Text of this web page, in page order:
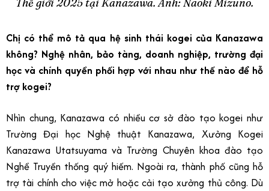
Thế giới 2025 tại Kanazawa. Ảnh: Naoki Mizuno.
Chị có thể mô tả qua hệ sinh thái kogei của Kanazawa
không? Nghệ nhân, bảo tàng, doanh nghiệp, trường đại
học và chính quyền phối hợp với nhau như thế nào để hỗ
trợ kogei?
Nhìn chung, Kanazawa có nhiều cơ sở đào tạo kogei như
Trường Đại học Nghệ thuật Kanazawa, Xưởng Kogei
Kanazawa Utatsuyama và Trường Chuyên khoa đào tạo
Nghề Truyền thống quý hiếm. Ngoài ra, thành phố cũng hỗ
trợ tài chính cho việc mở hoặc cải tạo xưởng thủ công. Dù